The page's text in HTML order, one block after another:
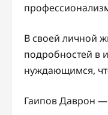
В своей личной
подробностей в
нуждающимся,
Гаипов Даврон —